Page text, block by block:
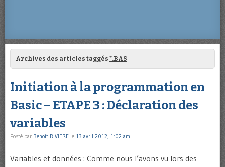
Archives des articles taggés *.BAS
Initiation à la programmation en
Basic – ETAPE 3 : Déclaration des
variables
Posté par Benoît RIVIERE le 13 avril 2012, 1:02 am
Variables et données : Comme nous l’avons vu lors des